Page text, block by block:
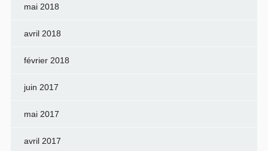
mai 2018
avril 2018
février 2018
juin 2017
mai 2017
avril 2017